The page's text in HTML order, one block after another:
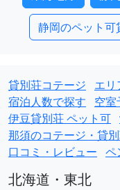
静岡のペット可
貸別荘コテージ エリ
宿泊人数で探す
空室
伊豆貸別荘 ペット可
那須のコテージ・貸
口コミ・レビュー ペ
北海道・東北